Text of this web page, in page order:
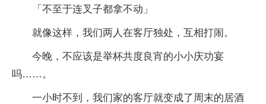
「不至于连叉子都拿不动」
就像这样，我们两人在客厅独处，互相打闹。
今晚，不应该是举杯共度良宵的小小庆功宴
吗……。
一小时不到，我们家的客厅就变成了周末的居酒